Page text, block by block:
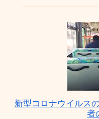
新型コロナウイルス
者